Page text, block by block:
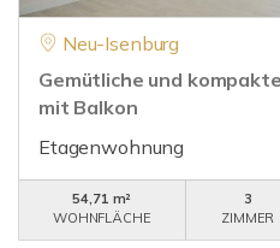
Neu-Isenburg
Gemütliche und
mit Balkon
Etagenwohnung
54,71 m²
WOHNFLÄCHE
3
ZIMMER